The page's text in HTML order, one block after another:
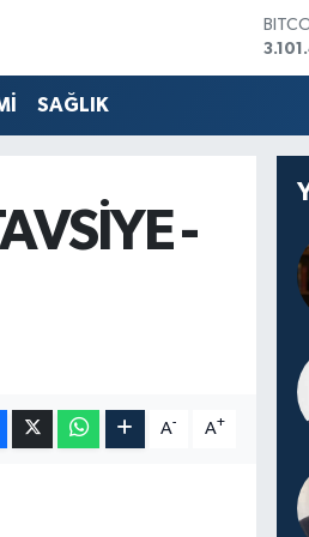
SAĞLIK
-
A- A+